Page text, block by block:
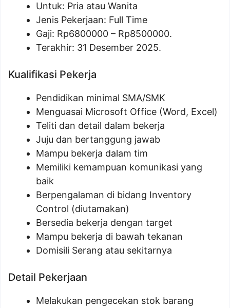
Untuk: Pria atau Wanita
Jenis Pekerjaan: Full Time
Gaji: Rp6800000 – Rp8500000.
Terakhir: 31 Desember 2025.
Kualifikasi Pekerja
Pendidikan minimal SMA/SMK
Menguasai Microsoft Office (Word, Excel)
Teliti dan detail dalam bekerja
Juju dan bertanggung jawab
Mampu bekerja dalam tim
Memiliki kemampuan komunikasi yang
baik
Berpengalaman di bidang Inventory
Control (diutamakan)
Bersedia bekerja dengan target
Mampu bekerja di bawah tekanan
Domisili Serang atau sekitarnya
Detail Pekerjaan
Melakukan pengecekan stok barang